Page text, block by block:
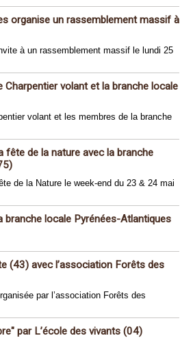
organise un rassemblement massif à
à un rassemblement massif le lundi 25
volant et la branche locale
volant et les membres de la branche
fête de la nature avec la branche
de la Nature le week-end du 23 & 24 mai
branche locale Pyrénées-Atlantiques
(43) avec l’association Forêts des
par l’association Forêts des
par L’école des vivants (04)